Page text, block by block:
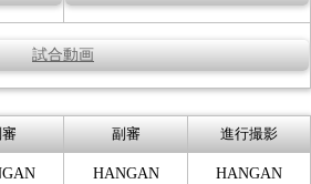
試合動画
副審 進行撮影
HANGAN HANGAN